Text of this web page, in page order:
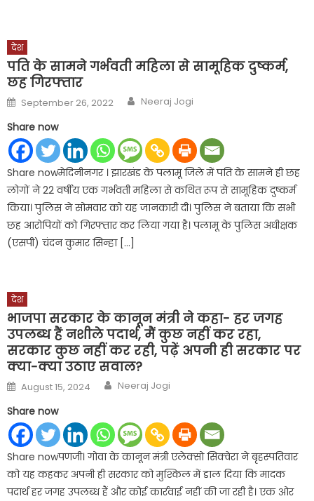
देश
पति के सामने गर्भवती महिला से सामूहिक दुष्कर्म,
छह गिरफ्तार
Posted
on
September 26, 2022 Author
Neeraj Jogi
Share now
Share nowमेदिनीनगर । झारखंड के पलामू जिले में पति के सामने ही छह
लोगों ने 22 वर्षीय एक गर्भवती महिला से कथित रूप से सामूहिक दुष्कर्म
किया। पुलिस ने सोमवार को यह जानकारी दी। पुलिस ने बताया कि सभी
छह आरोपियों को गिरफ्तार कर लिया गया है। पलामू के पुलिस अधीक्षक
(एसपी) चंदन कुमार सिन्हा […]
देश
भाजपा सरकार के कानून मंत्री ने कहा- हर जगह
उपलब्ध हैं नशीले पदार्थ, मैं कुछ नहीं कर रहा,
सरकार कुछ नहीं कर रही, पढ़ें अपनी ही सरकार पर
क्या-क्या उठाए सवाल?
Posted
on
August 15, 2024 Author
Neeraj Jogi
Share now
Share nowपणजी। गोवा के कानून मंत्री एलेक्सो सिक्वेरा ने बृहस्पतिवार
को यह कहकर अपनी ही सरकार को मुश्किल में डाल दिया कि मादक
पदार्थ हर जगह उपलब्ध हैं और कोई कार्रवाई नहीं की जा रही है। एक ओर